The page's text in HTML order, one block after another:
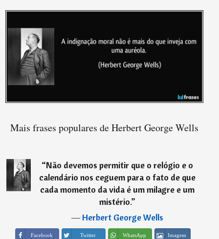
Mais frases populares de Herbert George Wells
“Não devemos permitir que o relógio e o
calendário nos ceguem para o fato de que
cada momento da vida é um milagre e um
mistério.”
―Herbert George Wells
Facebook Twitter WhatsApp Imagem